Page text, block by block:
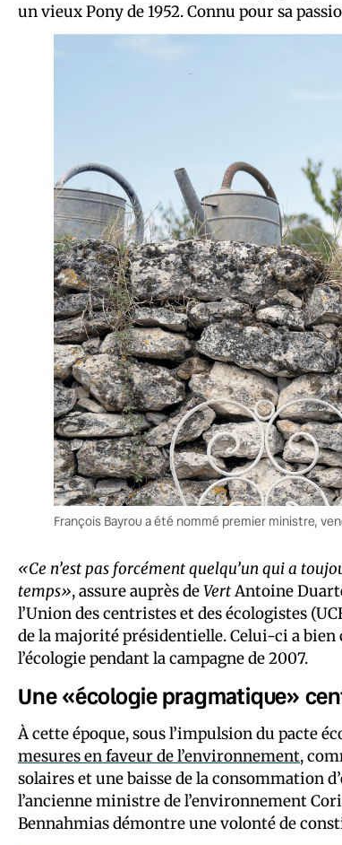
un vieux Pony de 1952. Connu pour sa
François Bayrou a été nommé premier ministre,
«Ce n’est pas forcément quelqu’un qui a
temps», assure auprès deVertAntoine
l’Union des centristes et des écologistes
de la majorité présidentielle. Celui-ci a
l’écologie pendant la campagne de 2007.
Une «écologie pragmatique»
À cette époque, sous l’impulsion du pacte
mesures en faveur de l’environnement,
solaires et une baisse de la consommation
l’ancienne ministre de l’environnement
Bennahmias démontre une volonté de